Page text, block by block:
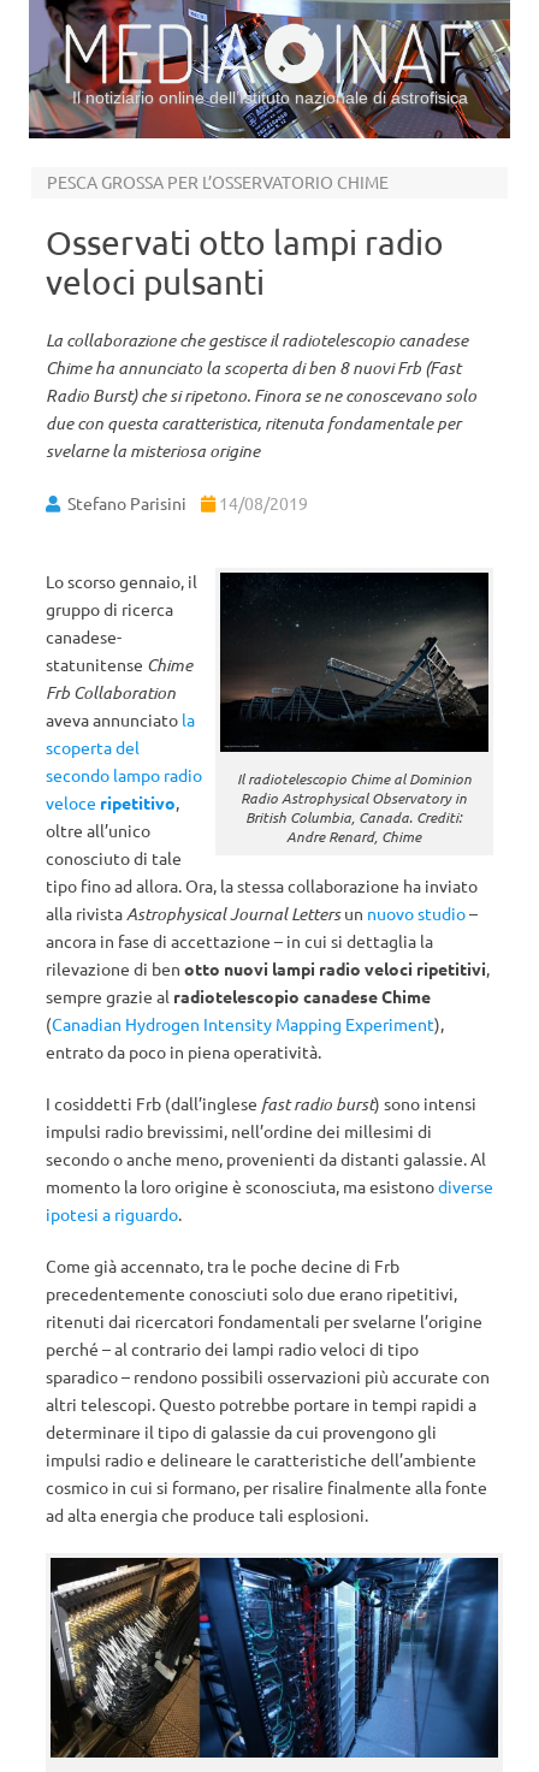
Il notiziario online dell’Istituto nazionale di astrofisica
PESCA GROSSA PER L’OSSERVATORIO CHIME
Osservati otto lampi radio
veloci pulsanti
La collaborazione che gestisce il radiotelescopio canadese
Chime ha annunciato la scoperta di ben 8 nuovi Frb (Fast
Radio Burst) che si ripetono. Finora se ne conoscevano solo
due con questa caratteristica, ritenuta fondamentale per
svelarne la misteriosa origine
Stefano Parisini 14/08/2019
Il radiotelescopio Chime al Dominion
Radio Astrophysical Observatory in
British Columbia, Canada. Crediti:
Andre Renard, Chime
Lo scorso gennaio, il
gruppo di ricerca
canadese-
statunitense Chime
Frb Collaboration
aveva annunciato la
scoperta del
secondo lampo radio
veloce ripetitivo,
oltre all’unico
conosciuto di tale
tipo fino ad allora. Ora, la stessa collaborazione ha inviato
alla rivistaAstrophysical Journal Lettersun nuovo studio–
ancora in fase di accettazione – in cui si dettaglia la
rilevazione di ben otto nuovi lampi radio veloci ripetitivi,
sempre grazie al radiotelescopio canadese Chime
(Canadian Hydrogen Intensity Mapping Experiment),
entrato da poco in piena operatività.
I cosiddetti Frb (dall’inglese fast radio burst) sono intensi
impulsi radio brevissimi, nell’ordine dei millesimi di
secondo o anche meno, provenienti da distanti galassie. Al
momento la loro origine è sconosciuta, ma esistonodiverse
ipotesi a riguardo.
Come già accennato, tra le poche decine di Frb
precedentemente conosciuti solo due erano ripetitivi,
ritenuti dai ricercatori fondamentali per svelarne l’origine
perché – al contrario dei lampi radio veloci di tipo
sparadico – rendono possibili osservazioni più accurate con
altri telescopi. Questo potrebbe portare in tempi rapidi a
determinare il tipo di galassie da cui provengono gli
impulsi radio e delineare le caratteristiche dell’ambiente
cosmico in cui si formano, per risalire finalmente alla fonte
ad alta energia che produce tali esplosioni.